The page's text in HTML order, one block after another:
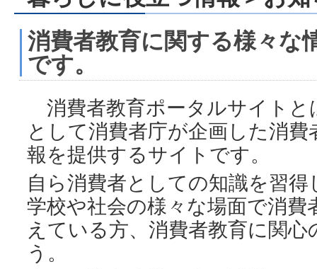
消費者教育に関する様々な
です。
消費者教育ポータルサイトと
として消費者庁が企画した消
報を提供するサイトです。
自ら消費者としての知識を習
学校や社会の様々な場面で消
えている方、消費者教育に関
う。